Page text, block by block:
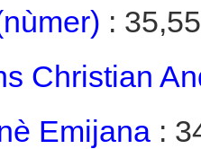
:
Christian
Emijana :